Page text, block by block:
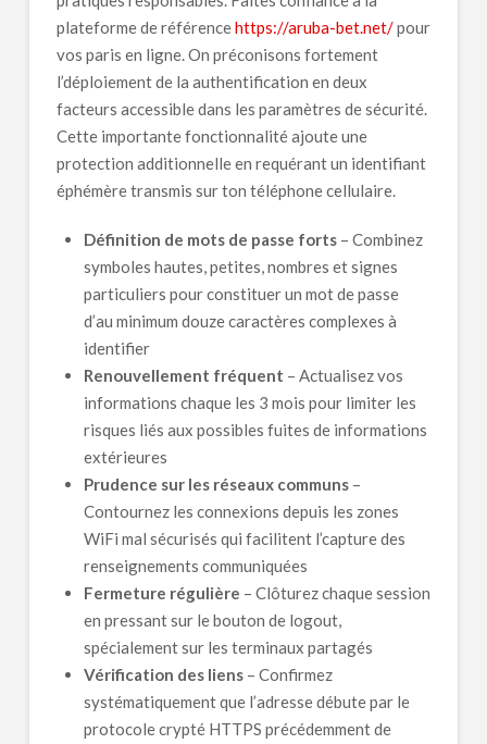
plateforme de référencehttps://aruba-bet.net/pour
vos paris en ligne. On préconisons fortement
l’déploiement de la authentification en deux
facteurs accessible dans les paramètres de sécurité.
Cette importante fonctionnalité ajoute une
protection additionnelle en requérant un identifiant
éphémère transmis sur ton téléphone cellulaire.
Définition de mots de passe forts– Combinez
symboles hautes, petites, nombres et signes
particuliers pour constituer un mot de passe
d’au minimum douze caractères complexes à
identifier
Renouvellement fréquent – Actualisez vos
informations chaque les 3 mois pour limiter les
risques liés aux possibles fuites de informations
extérieures
Prudence sur les réseaux communs–
Contournez les connexions depuis les zones
WiFi mal sécurisés qui facilitent l’capture des
renseignements communiquées
Fermeture régulière – Clôturez chaque session
en pressant sur le bouton de logout,
spécialement sur les terminaux partagés
Vérification des liens– Confirmez
systématiquement que l’adresse débute par le
protocole crypté HTTPS précédemment de